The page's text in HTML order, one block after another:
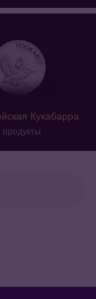
Кукабарра
продукты